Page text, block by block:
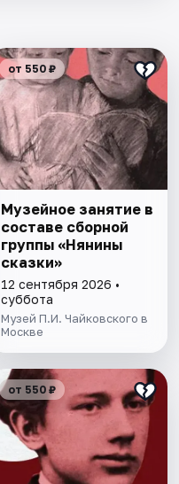
от 550 ₽
Музейное занятие в
составе сборной
группы «Нянины
cкaзки»
12 сентября 2026 •
суббота
Музей П.И. Чайковского в
Москве
от 550 ₽